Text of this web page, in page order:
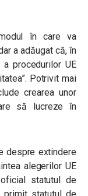
în care va
a adăugat că, în
procedurilor UE
Potrivit mai
crearea unor
să lucreze în
despre extindere
alegerilor UE
statutul de